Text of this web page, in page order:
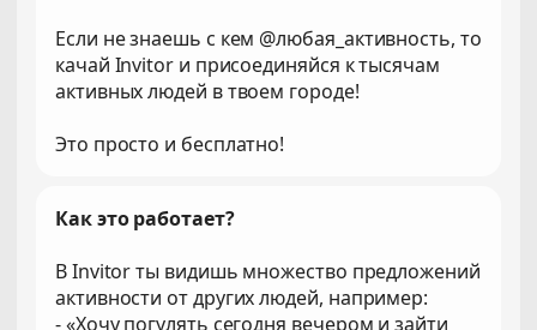
Если не знаешь с кем @любая_активность, то
качай Invitor и присоединяйся к тысячам
активных людей в твоем городе!
Это просто и бесплатно!
Как это работает?
В Invitor ты видишь множество предложений
активности от других людей, например:
- «Хочу погулять сегодня вечером и зайти